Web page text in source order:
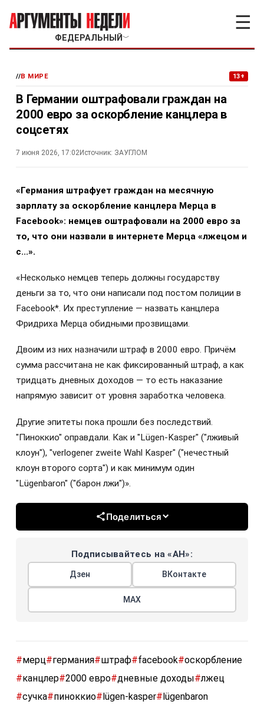
ФЕДЕРАЛЬНЫЙ ﹀
☰
//В МИРЕ 13+
В Германии оштрафовали граждан на
2000 евро за оскорбление канцлера в
соцсетях
7 июня 2026, 17:02Источник: ЗАУГЛОМ
«Германия штрафует граждан на месячную
зарплату за оскорбление канцлера Мерца в
Facebook»: немцев оштрафовали на 2000 евро за
то, что они назвали в интернете Мерца «лжецом и
с...».
«Несколько немцев теперь должны государству
деньги за то, что они написали под постом полиции в
Facebook*. Их преступление — назвать канцлера
Фридриха Мерца обидными прозвищами.
Двоим из них назначили штраф в 2000 евро. Причём
сумма рассчитана не как фиксированный штраф, а как
тридцать дневных доходов — то есть наказание
напрямую зависит от уровня заработка человека.
Другие эпитеты пока прошли без последствий.
"Пиноккио" оправдали. Как и "Lügen-Kasper" ("лживый
клоун"), "verlogener zweite Wahl Kasper" ("нечестный
клоун второго сорта") и как минимум один
"Lügenbaron" ("барон лжи")».
Поделиться
Подписывайтесь на «АН»:
Дзен ВКонтакте
МАХ
#мерц#германия#штраф#facebook#оскорбление
#канцлер#2000 евро#дневные доходы#лжец
#сучка#пиноккио#lügen-kasper#lügenbaron